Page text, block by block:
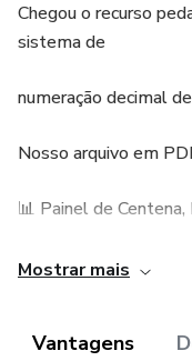
Chegou o recurso
sistema de
numeração decimal
Nosso arquivo em
📊 Painel de
🎲 Caixa com fichas de
Mostrar mais
Vantagens